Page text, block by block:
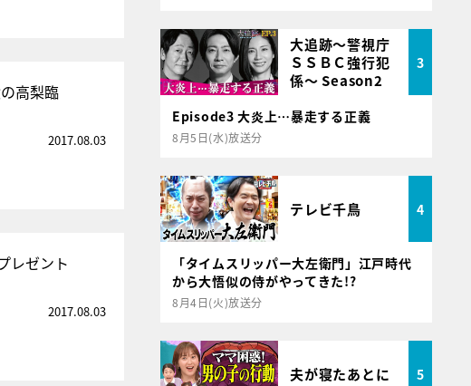
高梨臨
2017.08.03
レゼント
2017.08.03
大追跡～警視庁
ＳＳＢＣ強行犯
係～ Season2
3
Episode3 大炎上…暴走する正義
8月5日(水)放送分
テレビ千鳥 4
「タイムスリッパー大左衛門」江戸時代
から大悟似の侍がやってきた!?
8月4日(火)放送分
夫が寝たあとに 5